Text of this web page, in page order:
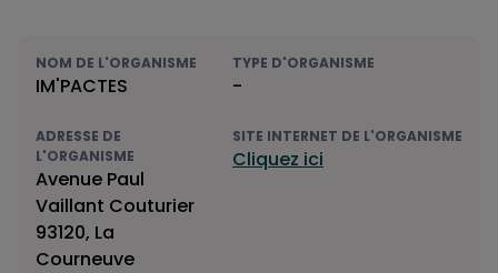
NOM DE L'ORGANISME
IM'PACTES
TYPE D'ORGANISME
-
ADRESSE DE
L'ORGANISME
Avenue Paul
Vaillant Couturier
93120, La
Courneuve
SITE INTERNET DE L'ORGANISME
Cliquez ici